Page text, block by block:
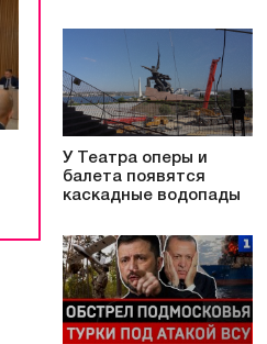
У Театра оперы и
балета появятся
каскадные водопады